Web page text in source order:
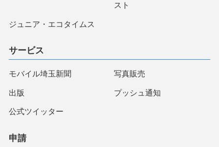
スト
ジュニア・エコタイムス
サービス
モバイル埼玉新聞 写真販売
出版 プッシュ通知
公式ツイッター
申請